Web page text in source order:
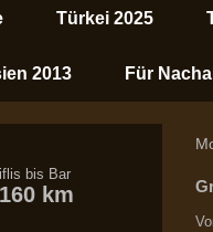
Türkei 2025
2013 Für
bis Bar
km